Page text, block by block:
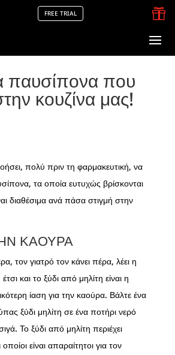
FREE TRIAL 
παυσίπονα που
κουζίνα μας!
πολύ πριν τη φαρμακευτική, να
τα οποία ευτυχώς βρίσκονται
διαθέσιμα ανά πάσα στιγμή στην
ΚΑΟΎΡΑ
τον γιατρό τον κάνει πέρα, λέει η
και το ξύδι από μηλίτη είναι η
ίαση για την καούρα. Βάλτε ένα
ξύδι μηλίτη σε ένα ποτήρι νερό
Το ξύδι από μηλίτη περιέχει
είναι απαραίτητοι για τον